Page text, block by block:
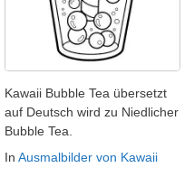
Kawaii Bubble Tea übersetzt
auf Deutsch wird zu Niedlicher
Bubble Tea.
In Ausmalbilder von Kawaii